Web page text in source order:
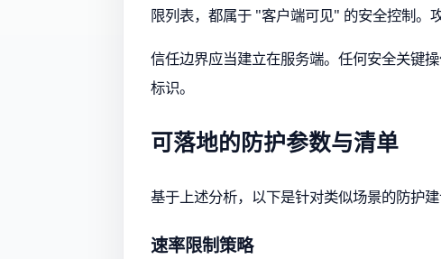
限列表，都属于 "客户端可见" 的安全控制。
信任边界应当建立在服务端。任何安全关键
标识。
可落地的防护参数与清单
基于上述分析，以下是针对类似场景的防护建
速率限制策略